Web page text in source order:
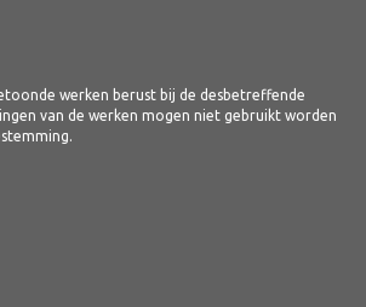
werken berust bij de desbetreffende
van de werken mogen niet gebruikt worden